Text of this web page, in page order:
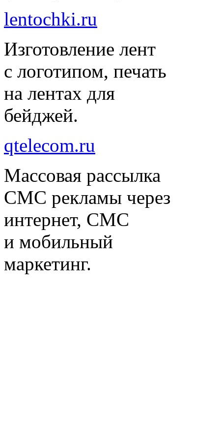
lentochki.ru
Изготовление лент
с логотипом, печать
на лентах для
бейджей.
qtelecom.ru
Массовая рассылка
СМС рекламы через
интернет, СМС
и мобильный
маркетинг.